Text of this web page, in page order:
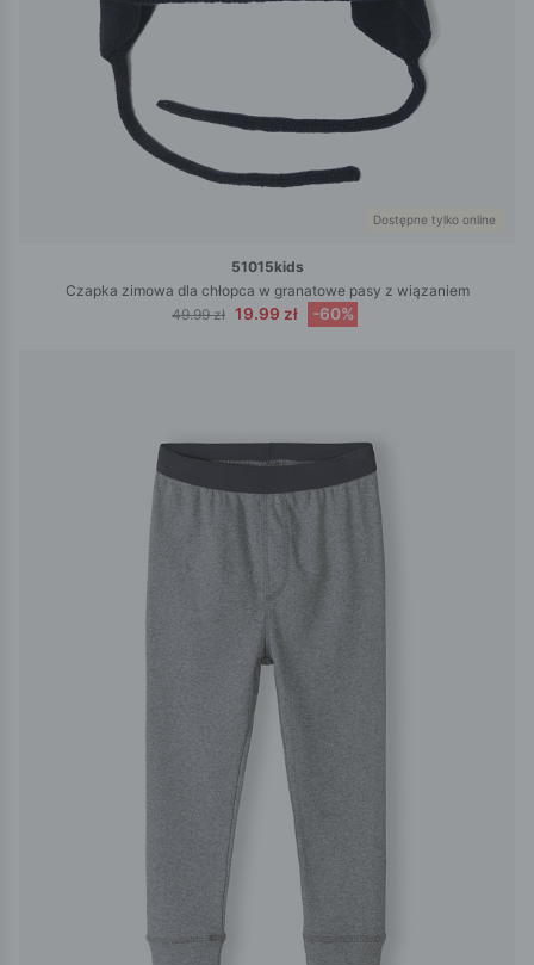
Dostępne tylko online
51015kids
Czapka zimowa dla chłopca w granatowe pasy z wiązaniem
49.99 zł 19.99 zł -60%